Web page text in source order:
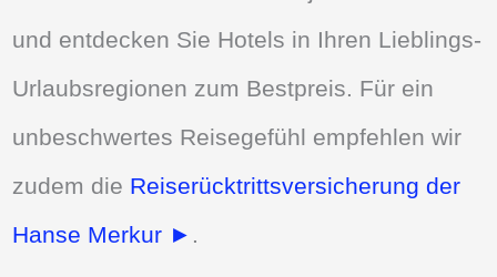
und entdecken Sie Hotels in Ihren Lieblings-
Urlaubsregionen zum Bestpreis. Für ein
unbeschwertes Reisegefühl empfehlen wir
zudem die Reiserücktrittsversicherung der
Hanse Merkur ► .